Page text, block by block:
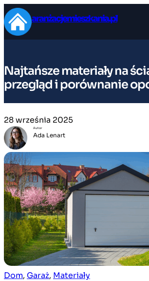
Przejdź
do
treści
aranżacjemieszkania.pl
Najtańsze materiały na
przegląd i porównanie
28 września 2025
Autor
Ada Lenart
Dom, Garaż, Materiały